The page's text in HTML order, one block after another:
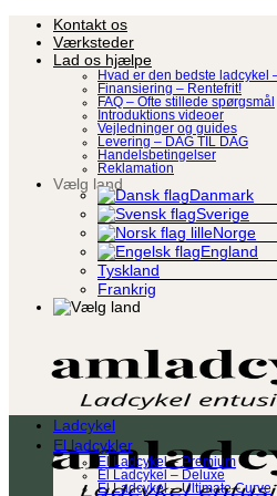
Fortsæt
indhold
Kontakt os
Værksteder
Lad os hjælpe
Hvad er den bedste ladcykel
Finansiering – Rentefrit!
FAQ – Ofte stillede spørgsmål
Introduktions videoer
Vejledninger og guides
Levering – DAG TIL DAG
Handelsbetingelser
Reklamation
Vælg land
Danmark
Sverige
Norge
England
Tyskland
Frankrig
Ladcykel
El ladcykler
El Ladcykel – Premium
El Ladcykel – Deluxe
El Ladcykel – Ultimate Curve